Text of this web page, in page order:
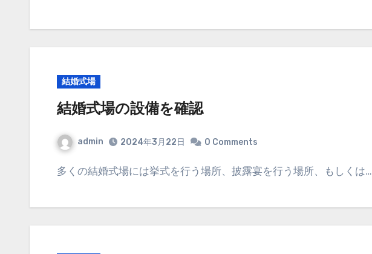
結婚式場
結婚式場の設備を確認
admin 2024年3月22日 0 Comments
多くの結婚式場には挙式を行う場所、披露宴を行う場所、もしくは…